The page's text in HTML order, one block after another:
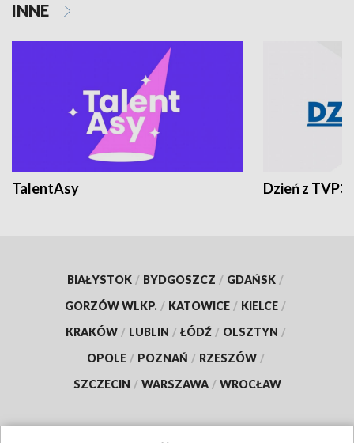
INNE
TalentAsy Dzień z TVP3
BIAŁYSTOK / BYDGOSZCZ / GDAŃSK /
GORZÓW WLKP. / KATOWICE / KIELCE /
KRAKÓW / LUBLIN / ŁÓDŹ / OLSZTYN /
OPOLE / POZNAŃ / RZESZÓW /
SZCZECIN / WARSZAWA / WROCŁAW